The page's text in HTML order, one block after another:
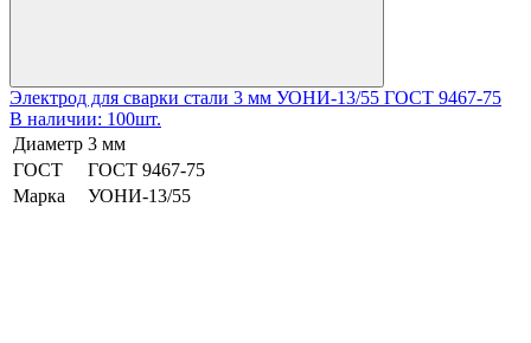
Электрод для сварки стали 3 мм УОНИ-13/55 ГОСТ 9467-75
В наличии: 100шт.
Диаметр 3 мм
ГОСТ
ГОСТ 9467-75
Марка
УОНИ-13/55